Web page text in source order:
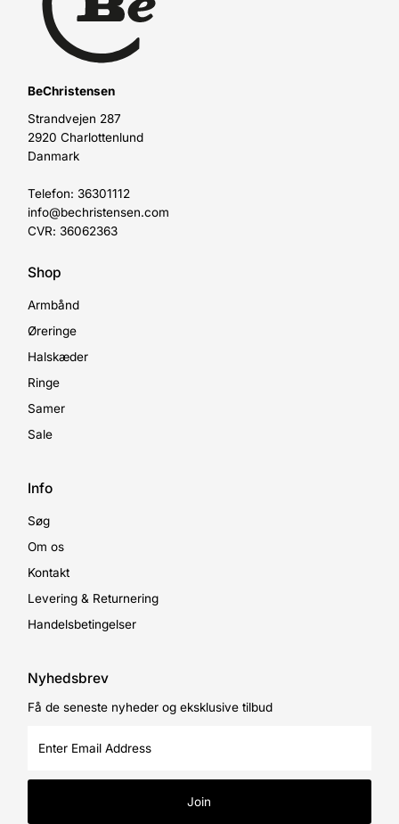
BeChristensen
Strandvejen 287
2920 Charlottenlund
Danmark
Telefon: 36301112
info@bechristensen.com
CVR: 36062363
Shop
Armbånd
Øreringe
Halskæder
Ringe
Samer
Sale
Info
Søg
Om os
Kontakt
Levering & Returnering
Handelsbetingelser
Nyhedsbrev
Få de seneste nyheder og eksklusive tilbud
Email
Join